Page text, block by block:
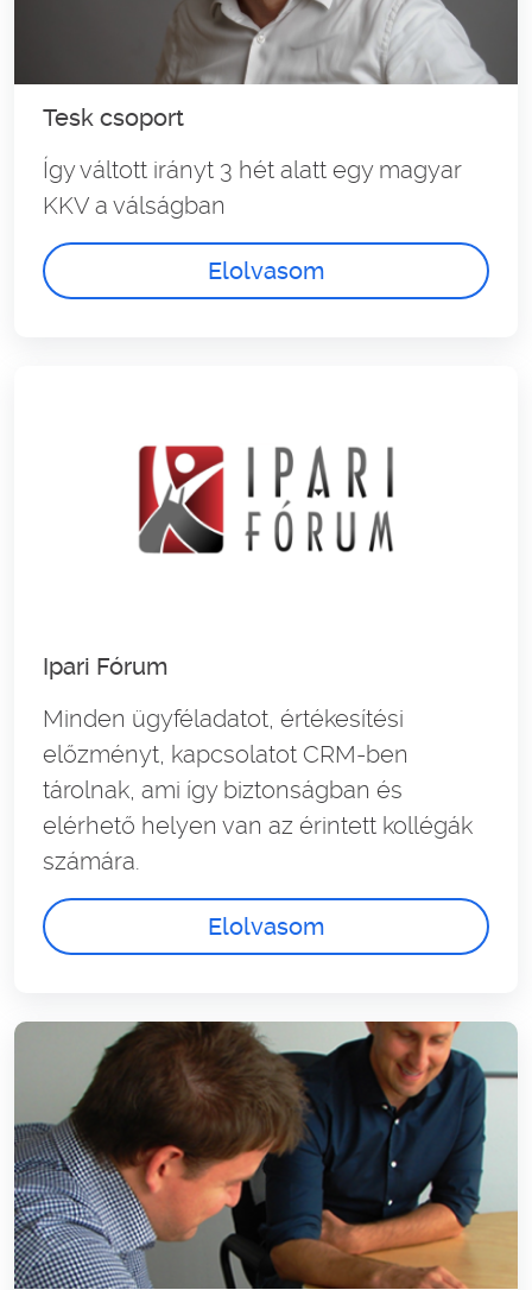
Tesk csoport
Így váltott irányt 3 hét alatt egy magyar
KKV a válságban
Elolvasom
Ipari Fórum
Minden ügyféladatot, értékesítési
előzményt, kapcsolatot CRM-ben
tárolnak, ami így biztonságban és
elérhető helyen van az érintett kollégák
számára.
Elolvasom